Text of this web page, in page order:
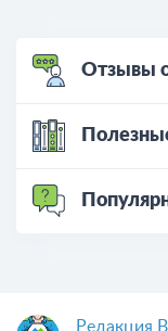
Отзывы
Редакция